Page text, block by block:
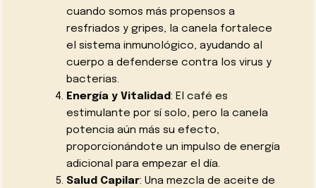
cuando somos más propensos a
resfriados y gripes, la canela fortalece
el sistema inmunológico, ayudando al
cuerpo a defenderse contra los virus y
bacterias.
Energía y Vitalidad: El café es
estimulante por sí solo, pero la canela
potencia aún más su efecto,
proporcionándote un impulso de energía
adicional para empezar el día.
Salud Capilar: Una mezcla de aceite de